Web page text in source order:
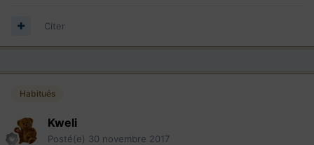
Citer
Habitués
Kweli
Posté(e) 30 novembre 2017